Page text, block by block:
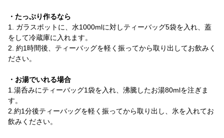
・たっぷり作るなら
1. ガラスポットに、水1000mlに対しティーバッグ5袋を入れ、蓋
をして冷蔵庫に入れます。
2. 約1時間後、ティーバッグを軽く振ってから取り出してお飲みく
ださい。
・お湯でいれる場合
1.湯呑みにティーバッグ1袋を入れ、沸騰したお湯80mlを注ぎま
す。
2.約1分後ティーバッグを軽く振ってから取り出し、氷を入れてお
飲みください。